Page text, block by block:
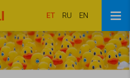
ET RU EN